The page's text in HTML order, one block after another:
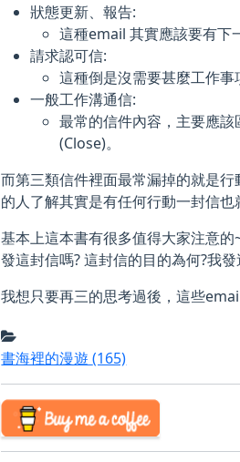
狀態更新、報告:
這種email 其實應該要有下
請求認可信:
這種倒是沒需要甚麼工作事
一般工作溝通信:
最常的信件內容，主要應
(Close)。
而第三類信件裡面最常漏掉的就是
的人了解其實是有任何行動一封信
基本上這本書有很多值得大家注意
發這封信嗎? 這封信的目的為何?我
我想只要再三的思考過後，這些
書海裡的漫遊(165)